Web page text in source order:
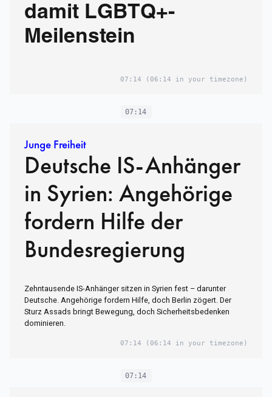
damit LGBTQ+-
Meilenstein
07:14 (06:14 in your timezone)
07:14
Junge Freiheit
Deutsche IS-Anhänger
in Syrien: Angehörige
fordern Hilfe der
Bundesregierung
Zehntausende IS-Anhänger sitzen in Syrien fest – darunter
Deutsche. Angehörige fordern Hilfe, doch Berlin zögert. Der
Sturz Assads bringt Bewegung, doch Sicherheitsbedenken
dominieren.
07:14 (06:14 in your timezone)
07:14